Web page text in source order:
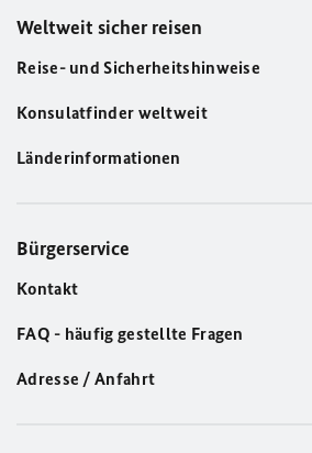
Weltweit sicher reisen
Reise- und Sicherheitshinweise
Konsulatfinder weltweit
Länderinformationen
Bürgerservice
Kontakt
FAQ - häufig gestellte Fragen
Adresse / Anfahrt